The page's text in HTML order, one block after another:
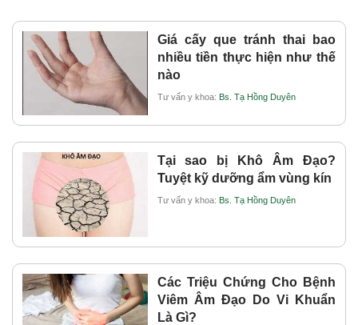
Giá cấy que tránh thai bao
nhiều tiền thực hiện như thế
nào
Tư vấn y khoa: Bs. Tạ Hồng Duyên
Tại sao bị Khô Âm Đạo?
Tuyệt kỹ dưỡng ẩm vùng kín
Tư vấn y khoa: Bs. Tạ Hồng Duyên
Các Triệu Chứng Cho Bệnh
Viêm Âm Đạo Do Vi Khuẩn
Là Gì?